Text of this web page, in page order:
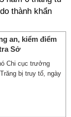
thành khẩn
an, kiểm điểm
Sở
Chi cục trưởng
bị truy tố, ngày